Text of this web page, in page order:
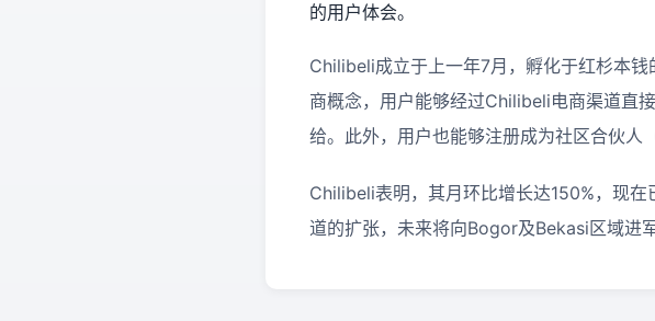
的用户体会。
Chilibeli成立于上一年7月，孵化于红杉本钱
商概念，用户能够经过Chilibeli电商渠道直
给。此外，用户也能够注册成为社区合伙人
Chilibeli表明，其月环比增长达150%，现在
道的扩张，未来将向Bogor及Bekasi区域进军